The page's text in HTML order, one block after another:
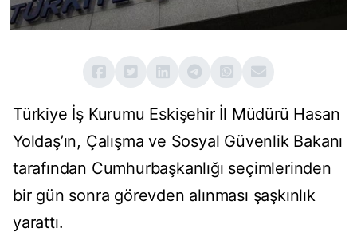
Türkiye İş Kurumu Eskişehir İl Müdürü Hasan
Yoldaş’ın, Çalışma ve Sosyal Güvenlik Bakanı
tarafından Cumhurbaşkanlığı seçimlerinden
bir gün sonra görevden alınması şaşkınlık
yarattı.